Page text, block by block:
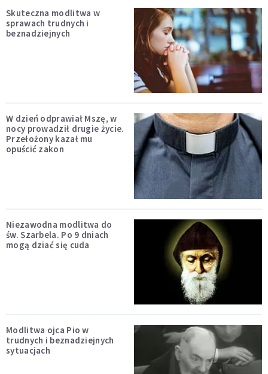
Skuteczna modlitwa w
sprawach trudnych i
beznadziejnych
W dzień odprawiał Mszę, w
nocy prowadził drugie życie.
Przełożony kazał mu
opuścić zakon
Niezawodna modlitwa do
św. Szarbela. Po 9 dniach
mogą dziać się cuda
Modlitwa ojca Pio w
trudnych i beznadziejnych
sytuacjach